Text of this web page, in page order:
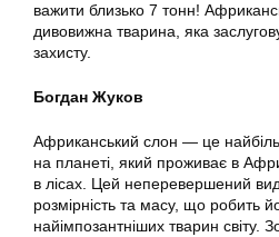
важити близько 7 тонн!
дивовижна тварина, яка
захисту.
Богдан Жуков
Африканський слон — це
на планеті, який проживає в
в лісах. Цей неперевершений
розмірність та масу, що робить
найімпозантніших тварин світу.